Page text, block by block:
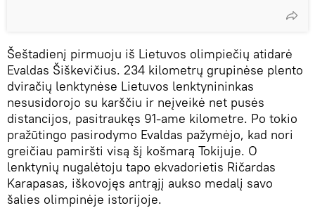
Šeštadienį pirmuoju iš Lietuvos olimpiečių atidarė
Evaldas Šiškevičius. 234 kilometrų grupinėse plento
dviračių lenktynėse Lietuvos lenktynininkas
nesusidorojo su karščiu ir neįveikė net pusės
distancijos, pasitraukęs 91-ame kilometre. Po tokio
pražūtingo pasirodymo Evaldas pažymėjo, kad nori
greičiau pamiršti visą šį košmarą Tokijuje. O
lenktynių nugalėtoju tapo ekvadorietis Ričardas
Karapasas, iškovojęs antrąjį aukso medalį savo
šalies olimpinėje istorijoje.